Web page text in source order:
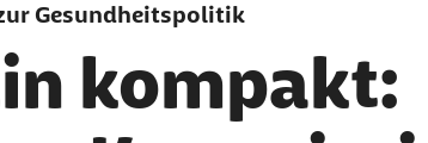
Gesundheitspolitik
kompakt: